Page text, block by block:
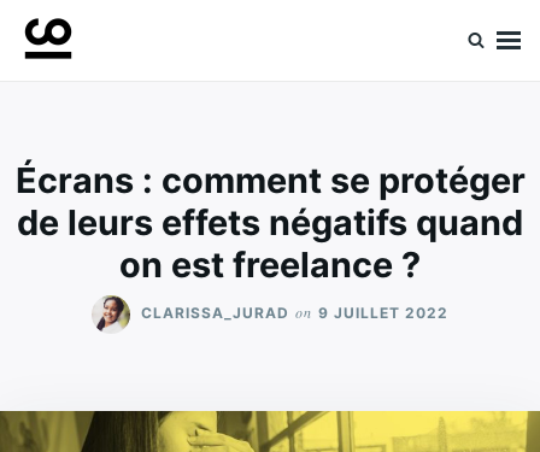
SkipSearch
for:
Écrans : comment se protéger
de leurs effets négatifs quand
on est freelance ?
CLARISSA_JURAD on 9 JUILLET 2022